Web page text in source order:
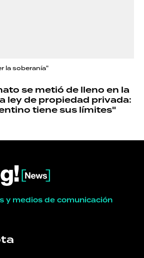
la soberanía"
se metió de lleno en la
ley de propiedad privada:
tiene sus límites"
y medios de comunicación